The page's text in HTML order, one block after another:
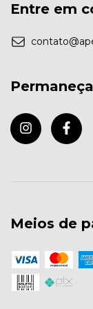
Entre em
Meios de